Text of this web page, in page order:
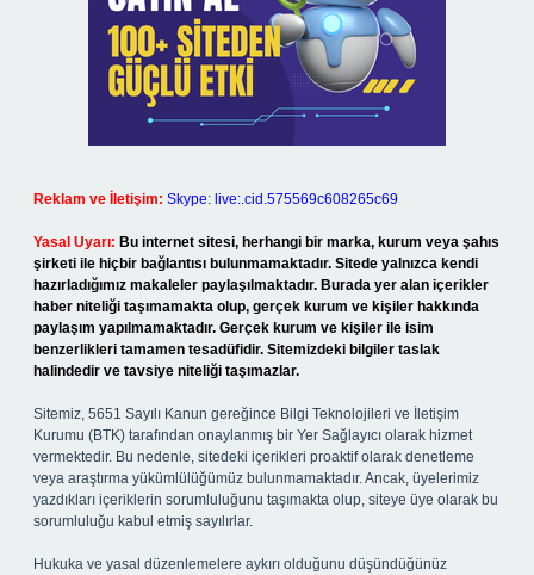
Reklam ve İletişim: Skype: live:.cid.575569c608265c69
Yasal Uyarı: Bu internet sitesi, herhangi bir marka, kurum veya şahıs
şirketi ile hiçbir bağlantısı bulunmamaktadır. Sitede yalnızca kendi
hazırladığımız makaleler paylaşılmaktadır. Burada yer alan içerikler
haber niteliği taşımamakta olup, gerçek kurum ve kişiler hakkında
paylaşım yapılmamaktadır. Gerçek kurum ve kişiler ile isim
benzerlikleri tamamen tesadüfidir. Sitemizdeki bilgiler taslak
halindedir ve tavsiye niteliği taşımazlar.
Sitemiz, 5651 Sayılı Kanun gereğince Bilgi Teknolojileri ve İletişim
Kurumu (BTK) tarafından onaylanmış bir Yer Sağlayıcı olarak hizmet
vermektedir. Bu nedenle, sitedeki içerikleri proaktif olarak denetleme
veya araştırma yükümlülüğümüz bulunmamaktadır. Ancak, üyelerimiz
yazdıkları içeriklerin sorumluluğunu taşımakta olup, siteye üye olarak bu
sorumluluğu kabul etmiş sayılırlar.
Hukuka ve yasal düzenlemelere aykırı olduğunu düşündüğünüz